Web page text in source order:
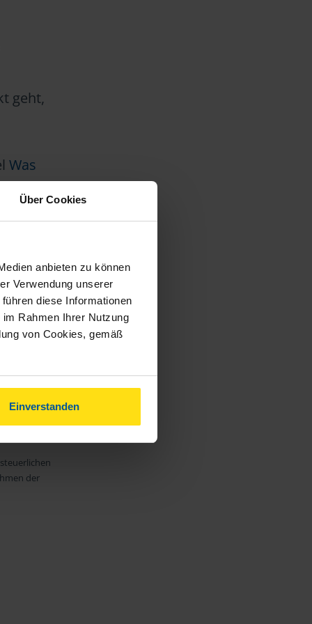
Über Cookies
anbieten zu können
Verwendung unserer
diese Informationen
Rahmen Ihrer Nutzung
von Cookies, gemäß
Einverstanden
geht,
Was
aber
der